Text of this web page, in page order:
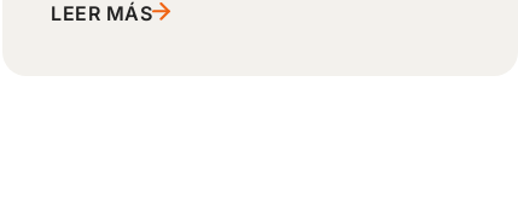
LEER MÁS